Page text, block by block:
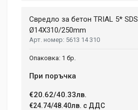
Свредло за бетон TRIAL 5* SDS
Ø14X310/250mm
5613 14 310
1 бр.
При поръчка
€20.62/40.33лв.
€24.74/48.40лв. с ДДС